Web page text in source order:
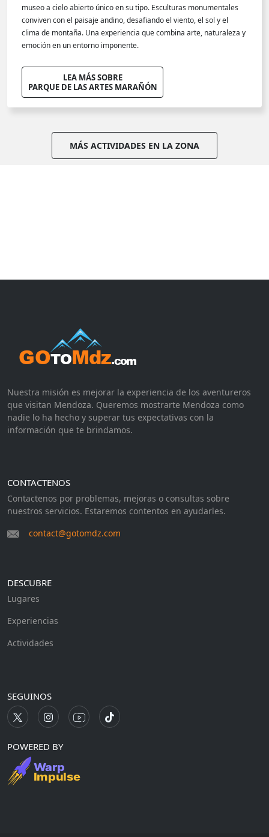
museo a cielo abierto único en su tipo. Esculturas monumentales
conviven con el paisaje andino, desafiando el viento, el sol y el
clima de montaña. Una experiencia que combina arte, naturaleza y
emoción en un entorno imponente.
LEA MÁS SOBRE
PARQUE DE LAS ARTES MARAÑÓN
MÁS ACTIVIDADES EN LA ZONA
Nuestra misión es mejorar la experiencia de los aventureros
que visitan Mendoza. Queremos mostrarte Mendoza como
nadie lo ha hecho y superar tus expectativas con la
información que te brindamos.
CONTACTENOS
Contactenos por problemas, mejoras o consultas sobre
nuestros servicios. Estaremos contentos en ayudarles.
contact@gotomdz.com
DESCUBRE
Lugares
Experiencias
Actividades
SEGUINOS
POWERED BY